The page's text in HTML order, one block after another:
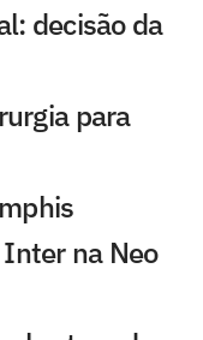
decisão da
para
na Neo